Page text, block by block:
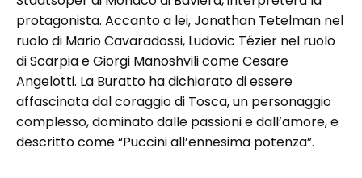
protagonista. Accanto a lei, Jonathan Tetelman nel
ruolo di Mario Cavaradossi, Ludovic Tézier nel ruolo
di Scarpia e Giorgi Manoshvili come Cesare
Angelotti. La Buratto ha dichiarato di essere
affascinata dal coraggio di Tosca, un personaggio
complesso, dominato dalle passioni e dall’amore, e
descritto come “Puccini all’ennesima potenza”.